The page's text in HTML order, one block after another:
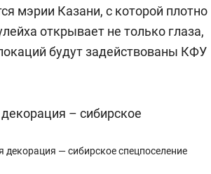
мэрии Казани, с которой плотно
открывает не только глаза,
будут задействованы КФУ
декорация — сибирское спецпоселение